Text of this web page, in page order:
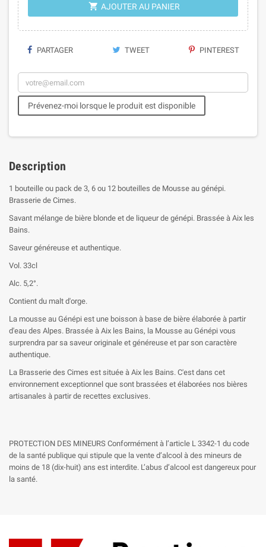
 AJOUTER AU PANIER
PARTAGER TWEET PINTEREST
Prévenez-moi lorsque le produit est disponible
Description
1 bouteille ou pack de 3, 6 ou 12 bouteilles de Mousse au génépi.
Brasserie de Cimes.
Savant mélange de bière blonde et de liqueur de génépi. Brassée à Aix les
Bains.
Saveur généreuse et authentique.
Vol. 33cl
Alc. 5,2°.
Contient du malt d'orge.
La mousse au Génépi est une boisson à base de bière élaborée à partir
d'eau des Alpes. Brassée à Aix les Bains, la Mousse au Génépi vous
surprendra par sa saveur originale et généreuse et par son caractère
authentique.
La Brasserie des Cimes est située à Aix les Bains. C'est dans cet
environnement exceptionnel que sont brassées et élaborées nos bières
artisanales à partir de recettes exclusives.
PROTECTION DES MINEURS Conformément à l’article L 3342-1 du code
de la santé publique qui stipule que la vente d’alcool à des mineurs de
moins de 18 (dix-huit) ans est interdite. L’abus d’alcool est dangereux pour
la santé.